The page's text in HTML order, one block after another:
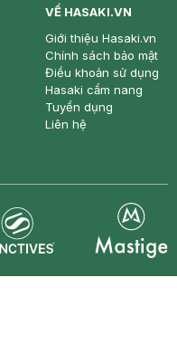
VỀ HASAKI.VN
Giới thiệu Hasaki.vn
Chính sách bảo mật
Điều khoản sử dụng
Hasaki cẩm nang
Tuyển dụng
Liên hệ